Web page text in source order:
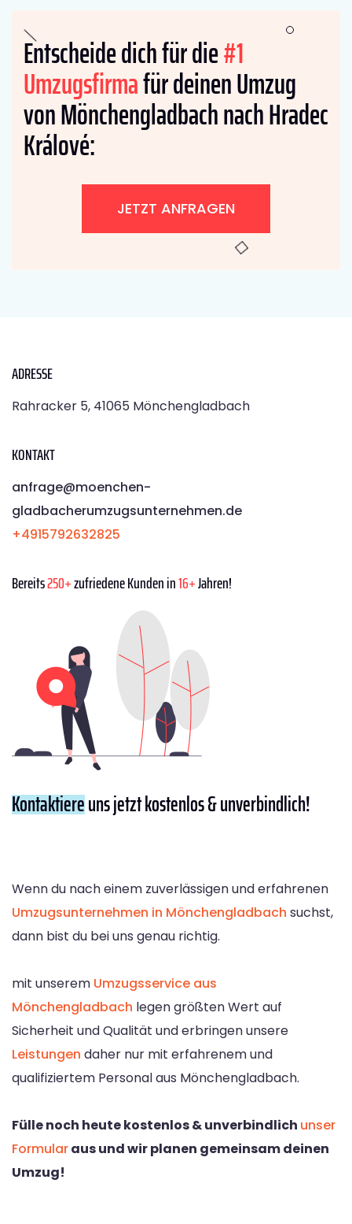
Entscheide dich für die#1
Umzugsfirmafür deinen Umzug
von Mönchengladbach nach Hradec
Králové:
JETZT ANFRAGEN
ADRESSE
Rahracker 5, 41065 Mönchengladbach
KONTAKT
anfrage@moenchen­
gladbacherumzugsunternehmen.de
+4915792632825
Bereits250+zufriedene Kunden in16+Jahren!
Kontaktiereuns jetzt kostenlos & unverbindlich!
Wenn du nach einem zuverlässigen und erfahrenen
Umzugsunternehmen in Mönchengladbach suchst,
dann bist du bei uns genau richtig.
mit unserem Umzugsservice aus
Mönchengladbach legen größten Wert auf
Sicherheit und Qualität und erbringen unsere
Leistungen daher nur mit erfahrenem und
qualifiziertem Personal aus Mönchengladbach.
Fülle noch heute kostenlos & unverbindlich unser
Formularaus und wir planen gemeinsam deinen
Umzug!